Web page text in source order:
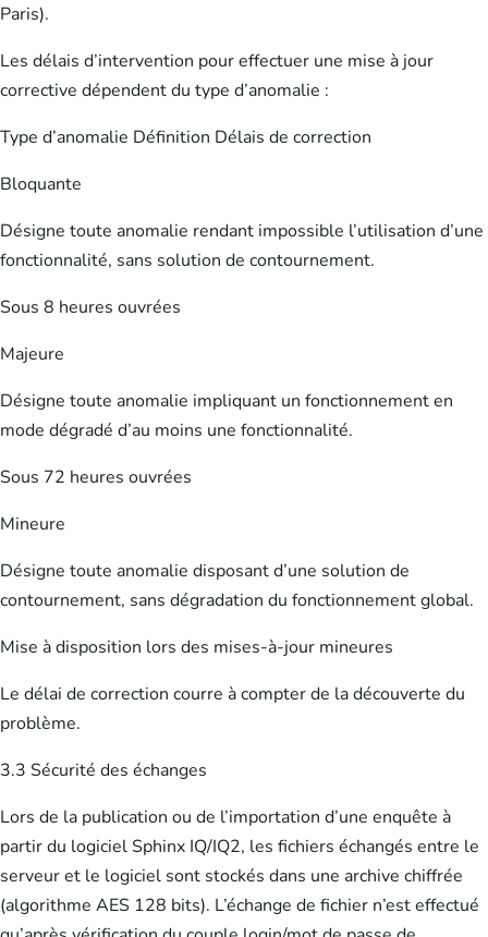
Paris).
Les délais d’intervention pour effectuer une mise à jour
corrective dépendent du type d’anomalie :
Type d’anomalie Définition Délais de correction
Bloquante
Désigne toute anomalie rendant impossible l’utilisation d’une
fonctionnalité, sans solution de contournement.
Sous 8 heures ouvrées
Majeure
Désigne toute anomalie impliquant un fonctionnement en
mode dégradé d’au moins une fonctionnalité.
Sous 72 heures ouvrées
Mineure
Désigne toute anomalie disposant d’une solution de
contournement, sans dégradation du fonctionnement global.
Mise à disposition lors des mises-à-jour mineures
Le délai de correction courre à compter de la découverte du
problème.
3.3 Sécurité des échanges
Lors de la publication ou de l’importation d’une enquête à
partir du logiciel Sphinx IQ/IQ2, les fichiers échangés entre le
serveur et le logiciel sont stockés dans une archive chiffrée
(algorithme AES 128 bits). L’échange de fichier n’est effectué